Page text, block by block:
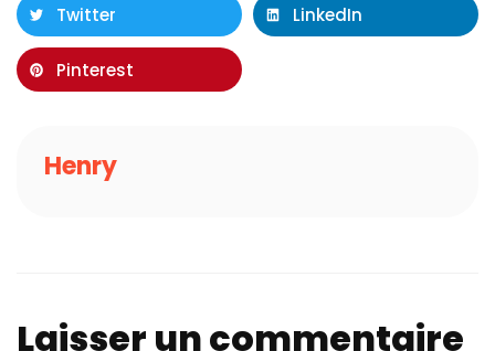
Twitter LinkedIn
Pinterest
Henry
Laisser un commentaire